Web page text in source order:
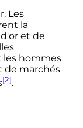
Les
la
et de
les hommes
de marchés
[2].